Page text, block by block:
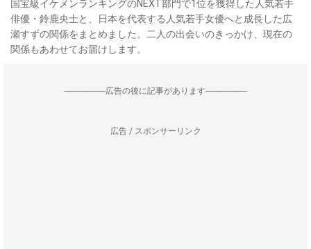
国宝級イケメンランキングのNEXT部門で1位を獲得した人気若手
俳優・鈴鹿央士と、日本を代表する人気若手女優へと成長した広
瀬すずの関係をまとめました。二人の出会いのきっかけ、現在の
関係もあわせてお届けします。
--------------------広告の後に記事があります--------------------
広告 / スポンサーリンク